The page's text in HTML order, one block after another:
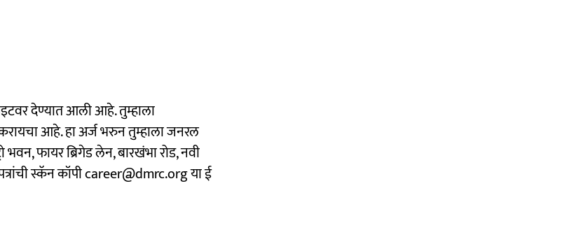
देण्यात आली आहे. तुम्हाला
आहे. हा अर्ज भरुन तुम्हाला जनरल
भवन, फायर ब्रिगेड लेन, बारखंभा रोड, नवी
स्कॅन कॉपी career@dmrc.org या ई